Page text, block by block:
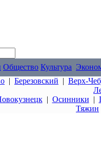
Общество Культура
| Березовский | Верх-
| Осинники |
Тяжин